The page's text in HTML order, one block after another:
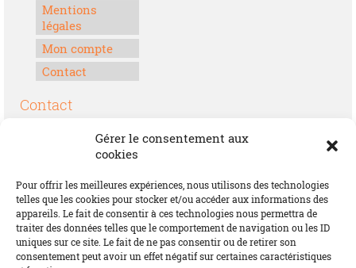
Gérer le consentement aux
cookies
Pour offrir les meilleures expériences, nous utilisons des technologies
telles que les cookies pour stocker et/ou accéder aux informations des
appareils. Le fait de consentir à ces technologies nous permettra de
traiter des données telles que le comportement de navigation ou les ID
uniques sur ce site. Le fait de ne pas consentir ou de retirer son
consentement peut avoir un effet négatif sur certaines caractéristiques
Mentions
légales
Mon compte
Contact
Contact
Boulevard Félix Houphouët-Boigny
contact@offrirdubonheur.com
Blog